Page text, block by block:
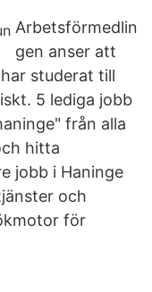
Arbetsförmedlin
gen anser att
studerat till
5 lediga jobb
från alla
hitta
jobb i Haninge
och
för